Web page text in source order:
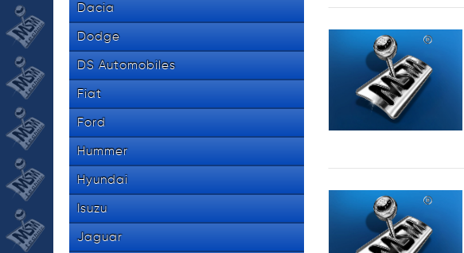
Dacia
Dodge
DS Automobiles
Fiat
Ford
Hummer
Hyundai
Isuzu
Jaguar